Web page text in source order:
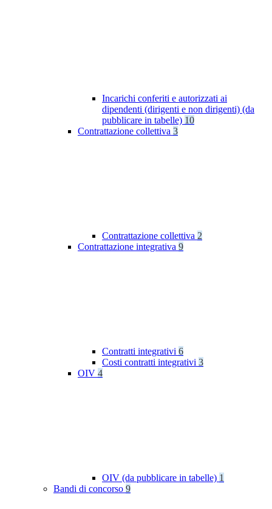
Incarichi conferiti e autorizzati ai
dipendenti (dirigenti e non dirigenti) (da
pubblicare in tabelle) 10
Contrattazione collettiva 3
Contrattazione collettiva 2
Contrattazione integrativa 9
Contratti integrativi 6
Costi contratti integrativi 3
OIV 4
OIV (da pubblicare in tabelle) 1
Bandi di concorso 9